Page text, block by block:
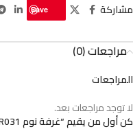
مشاركة
Save
مراجعات (0)
المراجعات
لا توجد مراجعات بعد.
كن أول من يقيم “غرفة نوم NGR031”